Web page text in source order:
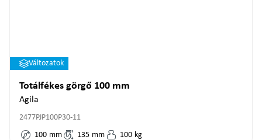
Változatok
Totálfékes görgő 100 mm
Agila
2477PJP100P30-11
100 mm 135 mm 100 kg